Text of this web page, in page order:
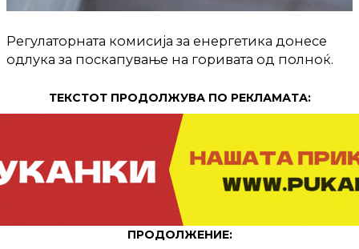
Регулаторната комисија за енергетика донесе
одлука за поскапување на горивата од полноќ.
ТЕКСТОТ ПРОДОЛЖУВА ПО РЕКЛАМАТА:
ПРОДОЛЖЕНИЕ: